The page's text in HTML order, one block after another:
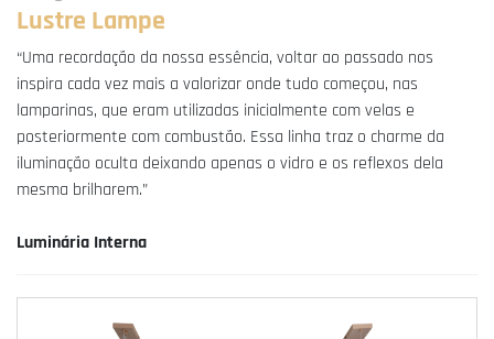
Lustre Lampe
“Uma recordação da nossa essência, voltar ao passado nos
inspira cada vez mais a valorizar onde tudo começou, nas
lamparinas, que eram utilizadas inicialmente com velas e
posteriormente com combustão. Essa linha traz o charme da
iluminação oculta deixando apenas o vidro e os reflexos dela
mesma brilharem.”
Luminária Interna